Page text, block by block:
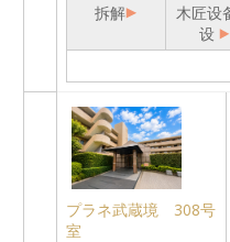
拆解
木匠设
设
プラネ武蔵境 308号
室